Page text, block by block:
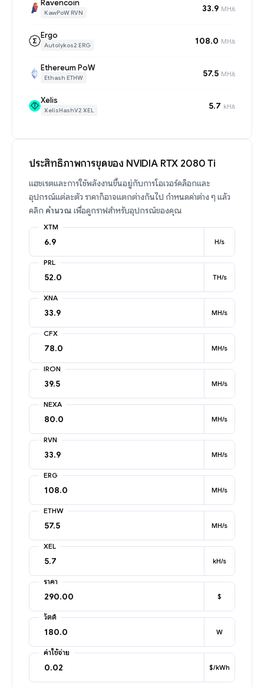
Ravencoin
KawPoW RVN 33.9 MH/s
Ergo
Autolykos2 ERG 108.0 MH/s
Ethereum PoW
Ethash ETHW 57.5 MH/s
Xelis
XelisHashV2 XEL 5.7 kH/s
ประสิทธิภาพการขุดของ NVIDIA RTX 2080 Ti
แฮชเรตและการใช้พลังงานขึ้นอยู่กับการโอเวอร์คล็อกและ
อุปกรณ์แต่ละตัว ราคาก็อาจแตกต่างกันไป กำหนดค่าต่าง ๆ แล้ว
คลิก คำนวณ เพื่อดูกราฟสำหรับอุปกรณ์ของคุณ
XTM
H/s
PRL
TH/s
XNA
MH/s
CFX
MH/s
IRON
MH/s
NEXA
MH/s
RVN
MH/s
ERG
MH/s
ETHW
MH/s
XEL
kH/s
ราคา
$
วัตต์
W
ค่าใช้จ่าย
$/kWh